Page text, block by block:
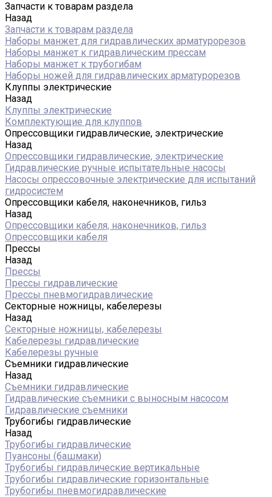
Запчасти к товарам раздела
Назад
Запчасти к товарам раздела
Наборы манжет для гидравлических арматурорезов
Наборы манжет к гидравлическим прессам
Наборы манжет к трубогибам
Наборы ножей для гидравлических арматурорезов
Клуппы электрические
Назад
Клуппы электрические
Комплектующие для клуппов
Опрессовщики гидравлические, электрические
Назад
Опрессовщики гидравлические, электрические
Гидравлические ручные испытательные насосы
Насосы опрессовочные электрические для испытаний
гидросистем
Опрессовщики кабеля, наконечников, гильз
Назад
Опрессовщики кабеля, наконечников, гильз
Опрессовщики кабеля
Прессы
Назад
Прессы
Прессы гидравлические
Прессы пневмогидравлические
Секторные ножницы, кабелерезы
Назад
Секторные ножницы, кабелерезы
Кабелерезы гидравлические
Кабелерезы ручные
Съемники гидравлические
Назад
Съемники гидравлические
Гидравлические cъемники с выносным насосом
Гидравлические съемники
Трубогибы гидравлические
Назад
Трубогибы гидравлические
Пуансоны (башмаки)
Трубогибы гидравлические вертикальные
Трубогибы гидравлические горизонтальные
Трубогибы пневмогидравлические